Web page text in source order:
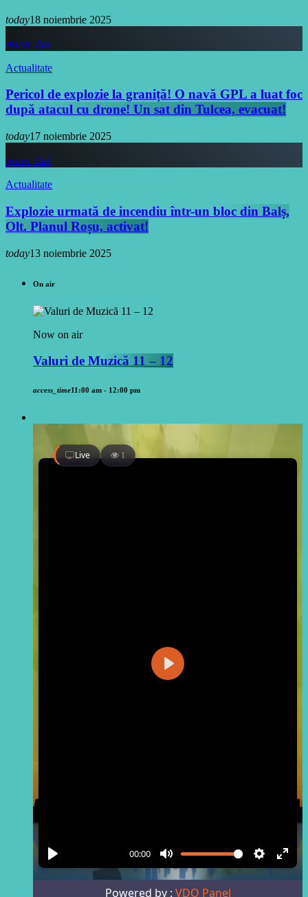
today18 noiembrie 2025
insert_link
Actualitate
Pericol de explozie la graniță! O navă GPL a luat foc
după atacul cu drone! Un sat din Tulcea, evacuat!
today17 noiembrie 2025
insert_link
Actualitate
Explozie urmată de incendiu într-un bloc din Balș,
Olt. Planul Roșu, activat!
today13 noiembrie 2025
On air
Now on air
Valuri de Muzică 11 – 12
access_time11:00 am - 12:00 pm